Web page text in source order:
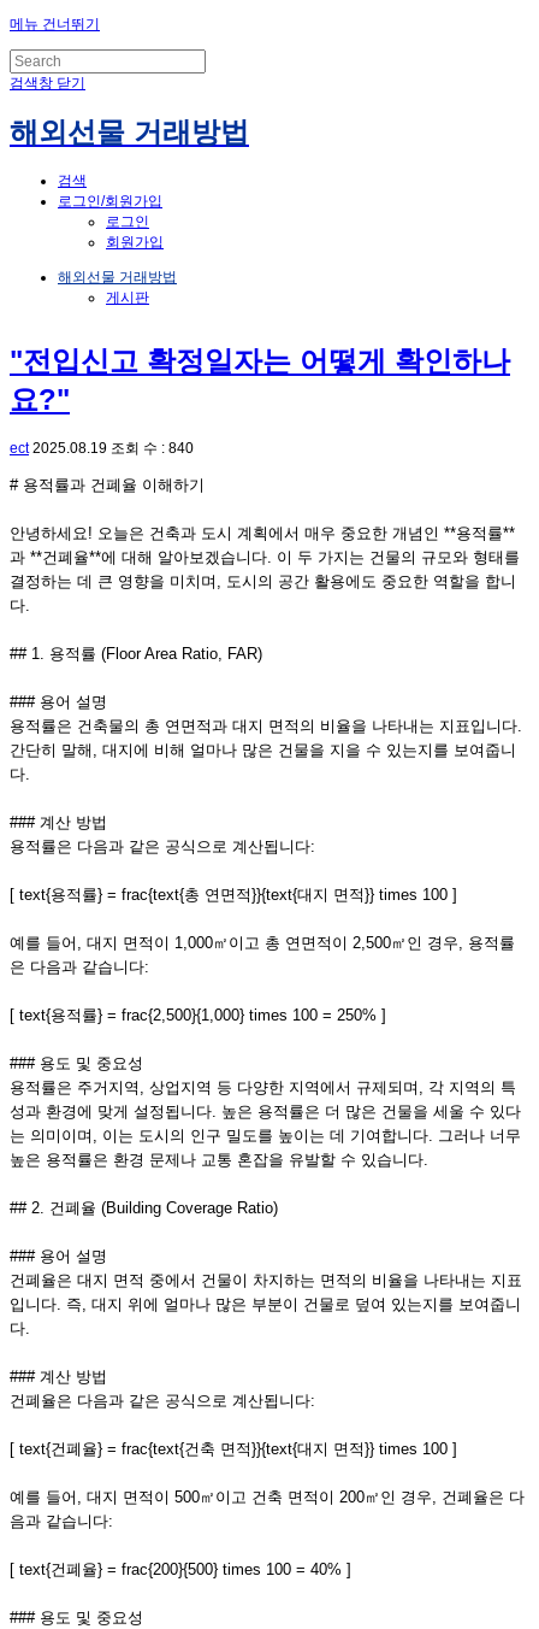
메뉴 건너뛰기
검색창 닫기
해외선물 거래방법
검색
로그인/회원가입
로그인
회원가입
해외선물 거래방법
게시판
"전입신고 확정일자는 어떻게 확인하나
요?"
ect 2025.08.19 조회 수 : 840
# 용적률과 건폐율 이해하기
안녕하세요! 오늘은 건축과 도시 계획에서 매우 중요한 개념인 **용적률**
과 **건폐율**에 대해 알아보겠습니다. 이 두 가지는 건물의 규모와 형태를
결정하는 데 큰 영향을 미치며, 도시의 공간 활용에도 중요한 역할을 합니
다.
## 1. 용적률 (Floor Area Ratio, FAR)
### 용어 설명
용적률은 건축물의 총 연면적과 대지 면적의 비율을 나타내는 지표입니다.
간단히 말해, 대지에 비해 얼마나 많은 건물을 지을 수 있는지를 보여줍니
다.
### 계산 방법
용적률은 다음과 같은 공식으로 계산됩니다:
[ text{용적률} = frac{text{총 연면적}}{text{대지 면적}} times 100 ]
예를 들어, 대지 면적이 1,000㎡이고 총 연면적이 2,500㎡인 경우, 용적률
은 다음과 같습니다:
[ text{용적률} = frac{2,500}{1,000} times 100 = 250% ]
### 용도 및 중요성
용적률은 주거지역, 상업지역 등 다양한 지역에서 규제되며, 각 지역의 특
성과 환경에 맞게 설정됩니다. 높은 용적률은 더 많은 건물을 세울 수 있다
는 의미이며, 이는 도시의 인구 밀도를 높이는 데 기여합니다. 그러나 너무
높은 용적률은 환경 문제나 교통 혼잡을 유발할 수 있습니다.
## 2. 건폐율 (Building Coverage Ratio)
### 용어 설명
건폐율은 대지 면적 중에서 건물이 차지하는 면적의 비율을 나타내는 지표
입니다. 즉, 대지 위에 얼마나 많은 부분이 건물로 덮여 있는지를 보여줍니
다.
### 계산 방법
건폐율은 다음과 같은 공식으로 계산됩니다:
[ text{건폐율} = frac{text{건축 면적}}{text{대지 면적}} times 100 ]
예를 들어, 대지 면적이 500㎡이고 건축 면적이 200㎡인 경우, 건폐율은 다
음과 같습니다:
[ text{건폐율} = frac{200}{500} times 100 = 40% ]
### 용도 및 중요성